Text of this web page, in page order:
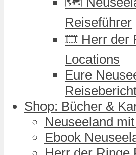
Reiseführer
🎞️ Herr der
Locations
Eure
Shop: Bücher &
Neuseeland
Ebook